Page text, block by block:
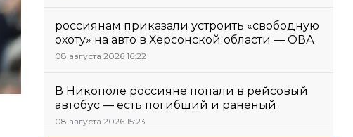
россиянам приказали устроить «свободную
охоту» на авто в Херсонской области — ОВА
08 августа 2026 16:22
В Никополе россияне попали в рейсовый
автобус — есть погибший и раненый
08 августа 2026 15:23